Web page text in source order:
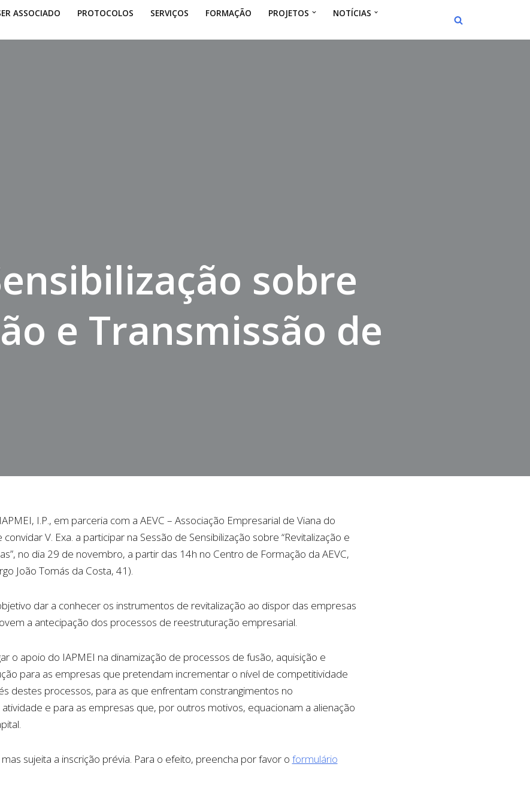
ASSOCIADO PROTOCOLOS SERVIÇOS FORMAÇÃO PROJETOS
NOTÍCIAS
sobre
e Transmissão de
I.P., em parceria com a AEVC – Associação Empresarial de Viana do
V. Exa. a participar na Sessão de Sensibilização sobre “Revitalização e
no dia 29 de novembro, a partir das 14h no Centro de Formação da AEVC,
João Tomás da Costa, 41).
dar a conhecer os instrumentos de revitalização ao dispor das empresas
a antecipação dos processos de reestruturação empresarial.
o apoio do IAPMEI na dinamização de processos de fusão, aquisição e
para as empresas que pretendam incrementar o nível de competitividade
destes processos, para as que enfrentam constrangimentos no
e para as empresas que, por outros motivos, equacionam a alienação
sujeita a inscrição prévia. Para o efeito, preencha por favor o formulário